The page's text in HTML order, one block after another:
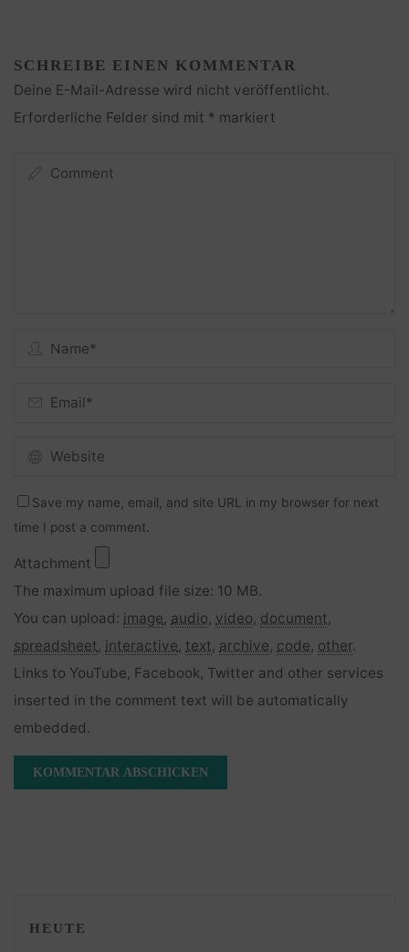
SCHREIBE EINEN KOMMENTAR
Deine E-Mail-Adresse wird nicht veröffentlicht.
Erforderliche Felder sind mit * markiert
Save my name, email, and site URL in my browser for next
time I post a comment.
Attachment
The maximum upload file size: 10 MB.
You can upload: image, audio, video, document,
spreadsheet, interactive, text, archive, code, other.
Links to YouTube, Facebook, Twitter and other services
inserted in the comment text will be automatically
embedded.
HEUTE